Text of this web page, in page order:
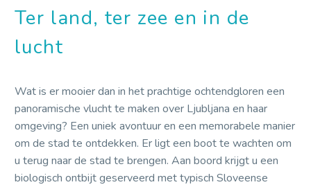
Ter land, ter zee en in de
lucht
Wat is er mooier dan in het prachtige ochtendgloren een
panoramische vlucht te maken over Ljubljana en haar
omgeving? Een uniek avontuur en een memorabele manier
om de stad te ontdekken. Er ligt een boot te wachten om
u terug naar de stad te brengen. Aan boord krijgt u een
biologisch ontbijt geserveerd met typisch Sloveense